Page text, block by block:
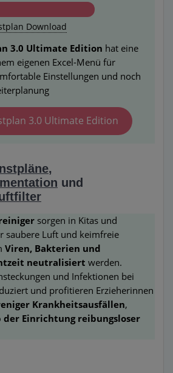
Download
3.0 Ultimate Edition hat eine
eigenen Excel-Menü für
Einstellungen und noch
3.0 Ultimate Edition
,
und
sorgen in Kitas und
saubere Luft und keimfreie
Viren, Bakterien und
neutralisiert werden.
und Infektionen bei
und profitieren Erzieherinnen
Krankheitsausfällen,
der Einrichtung reibungsloser